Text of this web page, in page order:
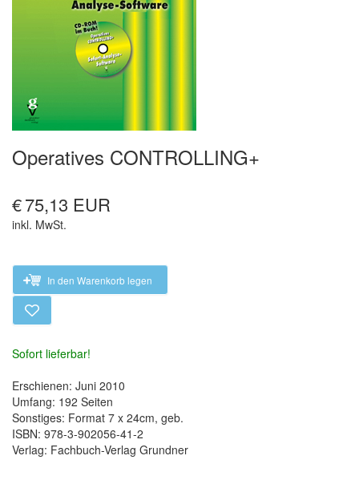
Operatives CONTROLLING+
€75,13 EUR
inkl. MwSt.
In den Warenkorb legen
Sofort lieferbar!
Erschienen: Juni 2010
Umfang: 192 Seiten
Sonstiges: Format 7 x 24cm, geb.
ISBN: 978-3-902056-41-2
Verlag: Fachbuch-Verlag Grundner